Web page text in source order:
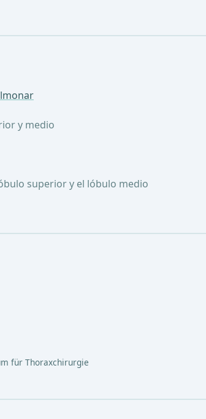
y medio
superior y el lóbulo medio
für Thoraxchirurgie